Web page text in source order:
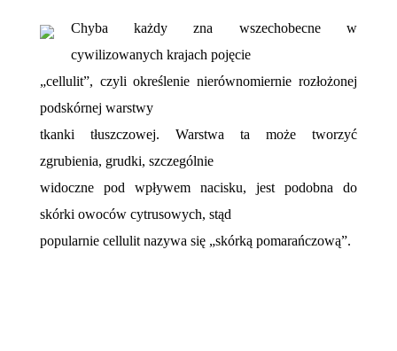
Chyba każdy zna wszechobecne w
cywilizowanych krajach pojęcie
„cellulit”, czyli określenie nierównomiernie rozłożonej
podskórnej warstwy
tkanki tłuszczowej. Warstwa ta może tworzyć
zgrubienia, grudki, szczególnie
widoczne pod wpływem nacisku, jest podobna do
skórki owoców cytrusowych, stąd
popularnie cellulit nazywa się „skórką pomarańczową”.